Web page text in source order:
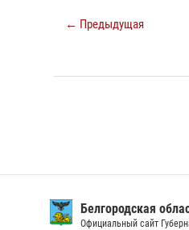
← Предыдущая
Белгородская
Официальный сайт